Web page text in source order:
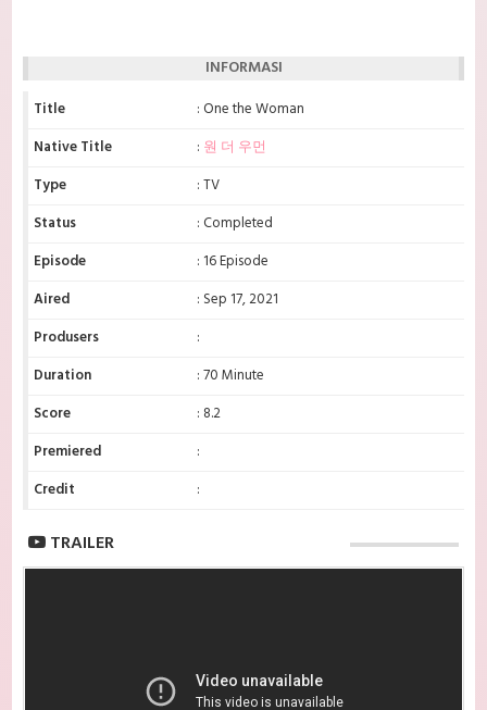
INFORMASI
Title
: One the Woman
Native Title
: 원 더 우먼
Type
: TV
Status
: Completed
Episode
: 16 Episode
Aired
: Sep 17, 2021
Produsers
:
Duration
: 70 Minute
Score
: 8.2
Premiered
:
Credit
:
TRAILER